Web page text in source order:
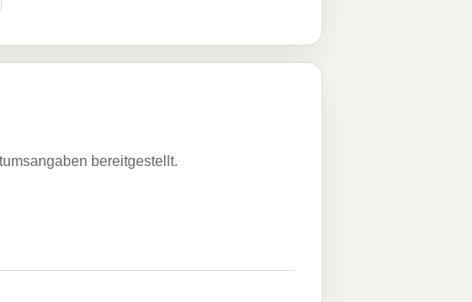
bereitgestellt.